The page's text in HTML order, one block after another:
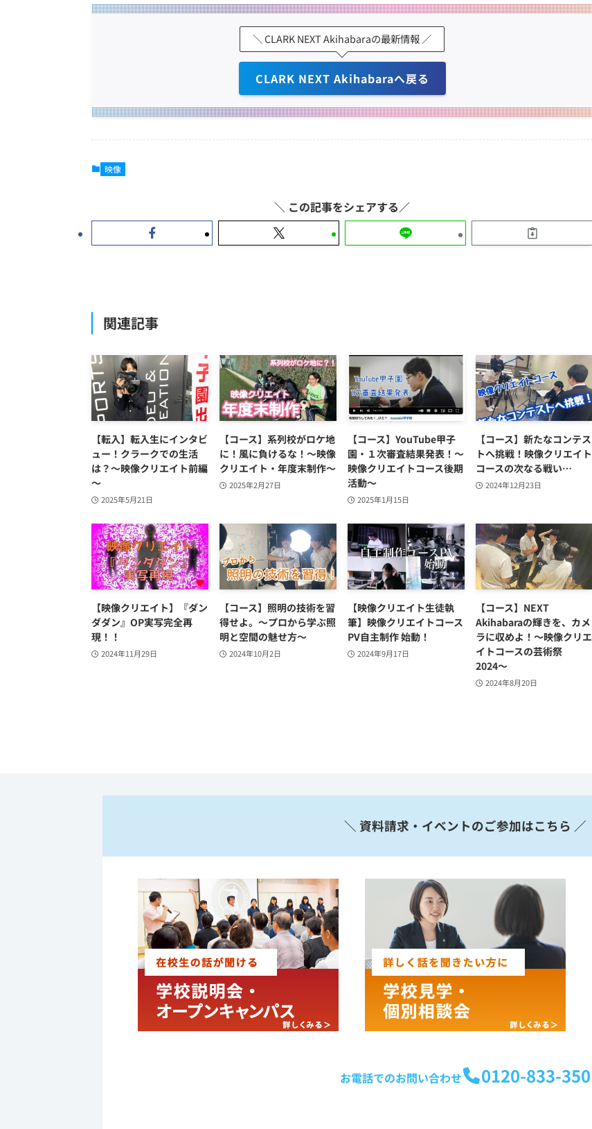
＼ CLARK NEXT Akihabaraの最新情報 ／
CLARK NEXT Akihabaraへ戻る
映像
関連記事
【転入】転入生にインタビ
ュー！クラークでの生活
は？～映像クリエイト前編
～
2025年5月21日
【コース】系列校がロケ地
に！風に負けるな！～映像
クリエイト・年度末制作～
2025年2月27日
【コース】YouTube甲子
園・１次審査結果発表！～
映像クリエイトコース後期
活動～
2025年1月15日
【コース】新たなコンテス
トへ挑戦！映像クリエイト
コースの次なる戦い…
2024年12月23日
【映像クリエイト】『ダン
ダダン』OP実写完全再
現！！
2024年11月29日
【コース】照明の技術を習
得せよ。～プロから学ぶ照
明と空間の魅せ方～
2024年10月2日
【映像クリエイト生徒執
筆】映像クリエイトコース
PV自主制作 始動！
2024年9月17日
【コース】NEXT
Akihabaraの輝きを、カメ
ラに収めよ！〜映像クリエ
イトコースの芸術祭
2024〜
2024年8月20日
＼ 資料請求・イベントのご参加はこちら ／
お電話でのお問い合わせ 0120-833-350